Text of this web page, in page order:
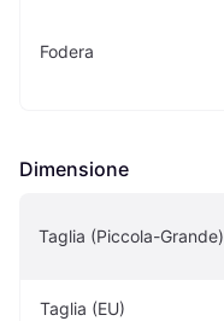
Fodera
Dimensione
Taglia (Piccola-Grande)
Taglia (EU)